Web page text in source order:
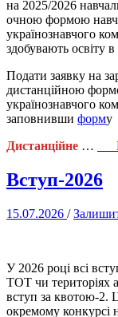
на 2025/2026
очною формою
українознавчого
здобувають освіту
Подати заявку на
дистанційною
українознавчого
заповнивши форму
Дистанційне …
Вступ-2026
15.07.2026 /
У 2026 році всі
ТОТ чи територіях
вступ за квотою-2.
окремому конкурсі